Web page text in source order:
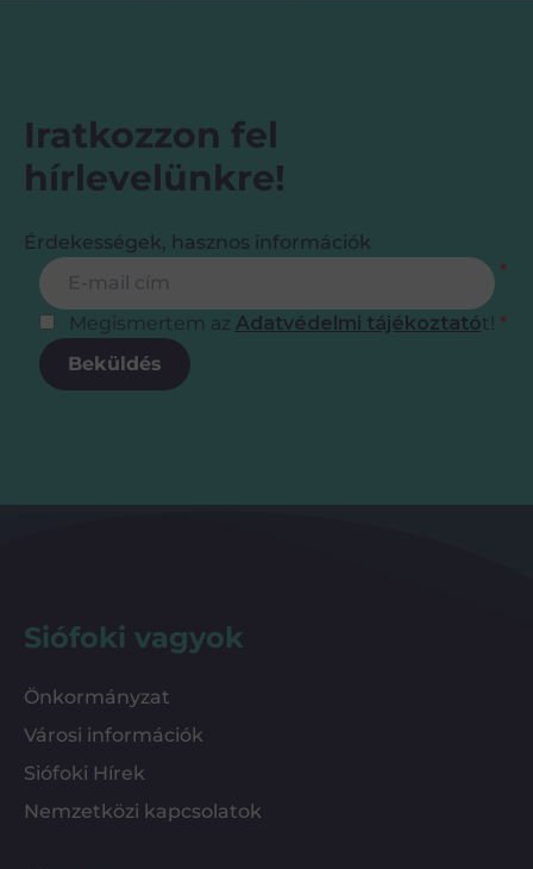
Iratkozzon fel
hírlevelünkre!
Érdekességek, hasznos információk
Feliratkozás
E-mail cím *
*
Megismertem az Adatvédelmi tájékoztatót!
Beküldés
Siófoki vagyok
Önkormányzat
Városi információk
Siófoki Hírek
Nemzetközi kapcsolatok